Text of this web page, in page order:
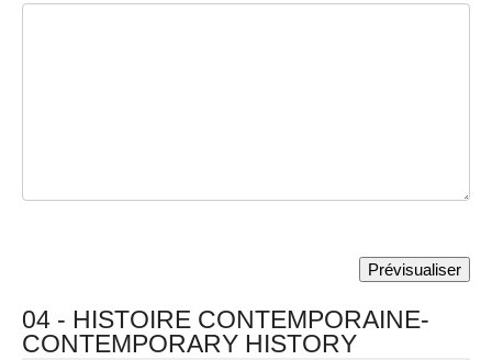
04 - HISTOIRE CONTEMPORAINE-
CONTEMPORARY HISTORY